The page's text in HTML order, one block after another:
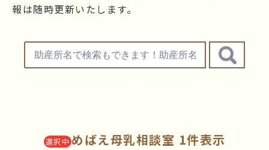
報は随時更新いたします。
選択中 めばえ母乳相談室 1件表示